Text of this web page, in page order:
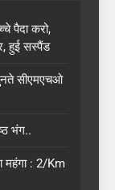
पैदा करो,
हुई सस्पैंड
सीएमएचओ
भंग..
महंगा : 2/Km